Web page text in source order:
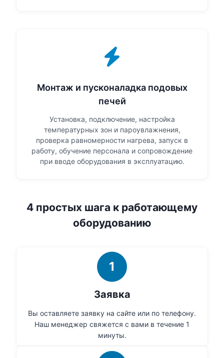
Монтаж и пусконаладка подовых
печей
Установка, подключение, настройка
температурных зон и пароувлажнения,
проверка равномерности нагрева, запуск в
работу, обучение персонала и сопровождение
при вводе оборудования в эксплуатацию.
4 простых шага к работающему
оборудованию
1
Заявка
Вы оставляете заявку на сайте или по телефону.
Наш менеджер свяжется с вами в течение 1
минуты.